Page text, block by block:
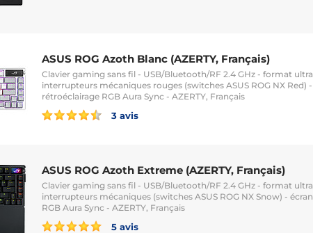
ASUS ROG Azoth Blanc (AZERTY, Français)
Clavier gaming sans fil - USB/Bluetooth/RF 2.4 GHz - format
interrupteurs mécaniques rouges (switches ASUS ROG NX Red)
rétroéclairage RGB Aura Sync - AZERTY, Français
3 avis
ASUS ROG Azoth Extreme (AZERTY, Français)
Clavier gaming sans fil - USB/Bluetooth/RF 2.4 GHz - format
interrupteurs mécaniques (switches ASUS ROG NX Snow) -
RGB Aura Sync - AZERTY, Français
5 avis